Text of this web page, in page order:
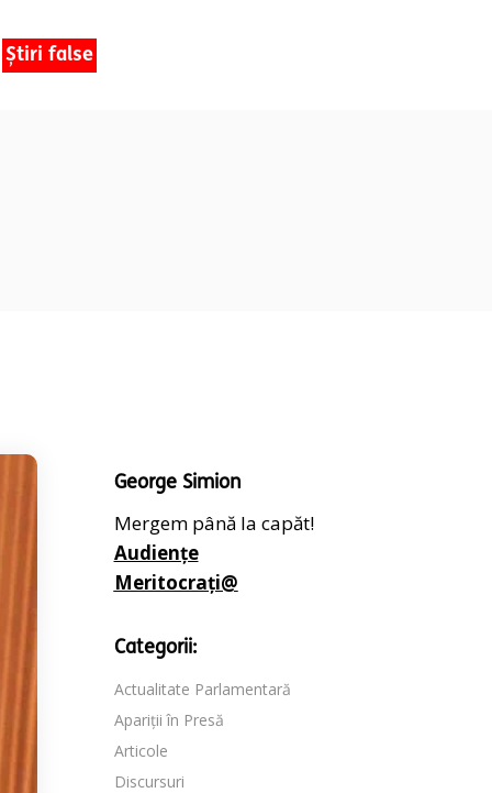
Știri false
George Simion
Mergem până la capăt!
Audiențe
Meritocrați@
Categorii:
Actualitate Parlamentară
Apariții în Presă
Articole
Discursuri